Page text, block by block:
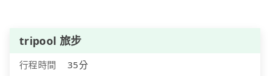
tripool 旅步
行程時間
35分